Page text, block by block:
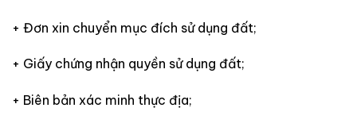
+ Đơn xin chuyển mục đích sử dụng đất;
+ Giấy chứng nhận quyền sử dụng đất;
+ Biên bản xác minh thực địa;